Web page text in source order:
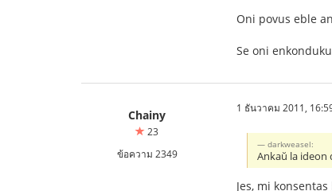
Oni povus eble
Se oni
Chainy
23
ข้อความ 2349
1 ธันวาคม 2011,
darkweasel:
Ankaŭ la ideon
Jes, mi